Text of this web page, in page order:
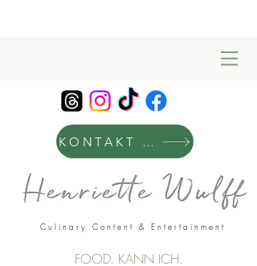
KONTAKT & MANAGEMENT
Culinary Content & Entertainment
FOOD. KANN ICH.